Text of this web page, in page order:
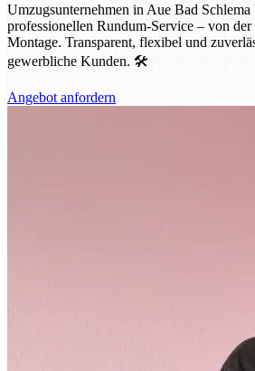
Umzugsunternehmen in Aue Bad Schlema
professionellen Rundum-Service – von
Montage. Transparent, flexibel und
gewerbliche Kunden. 🛠️
Angebot anfordern